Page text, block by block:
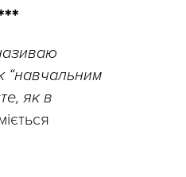
“навчальним
як в